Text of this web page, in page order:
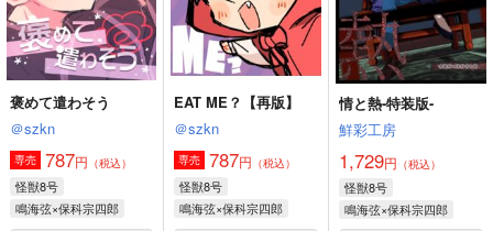
褒めて遣わそう
＠szkn
専売 787円 （税込）
怪獣8号
鳴海弦×保科宗四郎
EAT ME？【再版】
＠szkn
専売 787円 （税込）
怪獣8号
鳴海弦×保科宗四郎
情と熱-特装版-
鮮彩工房
1,729円 （税込）
怪獣8号
鳴海弦×保科宗四郎